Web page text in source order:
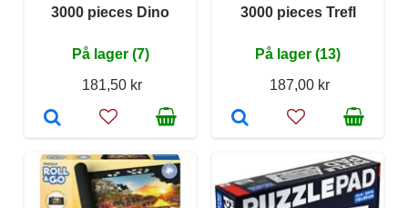
3000 pieces Dino
På lager (7)
181,50 kr
3000 pieces Trefl
På lager (13)
187,00 kr